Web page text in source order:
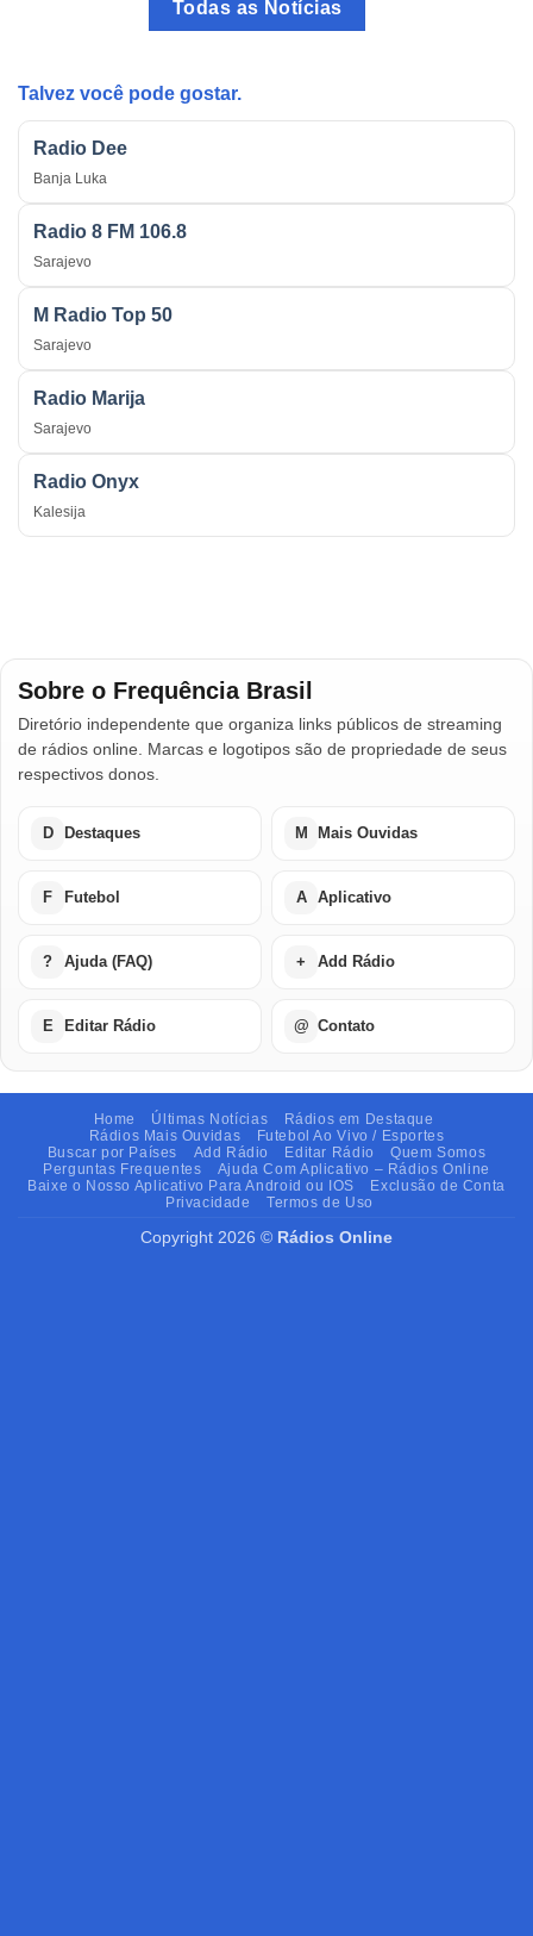
Tradicional
Arma
Estratégica
Todas as Notícias
Talvez você pode gostar.
Radio Dee
Banja Luka
Radio 8 FM 106.8
Sarajevo
M Radio Top 50
Sarajevo
Radio Marija
Sarajevo
Radio Onyx
Kalesija
Sobre o Frequência Brasil
Diretório independente que organiza links públicos de streaming
de rádios online. Marcas e logotipos são de propriedade de seus
respectivos donos.
D Destaques M Mais Ouvidas
F Futebol A Aplicativo
? Ajuda (FAQ) + Add Rádio
E Editar Rádio @ Contato
Home Últimas Notícias
Rádios em Destaque
Rádios Mais Ouvidas
Futebol Ao Vivo / Esportes
Buscar por Países
Add Rádio Editar Rádio
Quem Somos
Perguntas Frequentes
Ajuda Com Aplicativo – Rádios Online
Baixe o Nosso Aplicativo Para Android ou IOS
Exclusão de Conta
Privacidade
Termos de Uso
Copyright 2026 © Rádios Online